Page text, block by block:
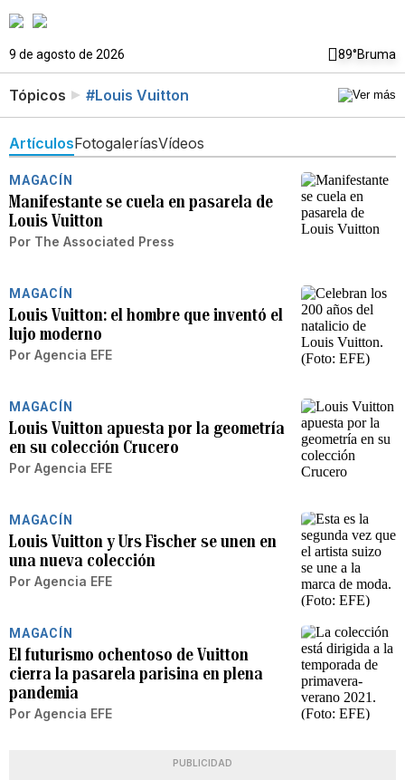
9 de agosto de 2026 89°Bruma
Tópicos #Louis Vuitton
ArtículosFotogaleríasVídeos
MAGACÍN
Manifestante se cuela en pasarela de
Louis Vuitton
Por The Associated Press
MAGACÍN
Louis Vuitton: el hombre que inventó el
lujo moderno
Por Agencia EFE
MAGACÍN
Louis Vuitton apuesta por la geometría
en su colección Crucero
Por Agencia EFE
MAGACÍN
Louis Vuitton y Urs Fischer se unen en
una nueva colección
Por Agencia EFE
MAGACÍN
El futurismo ochentoso de Vuitton
cierra la pasarela parisina en plena
pandemia
Por Agencia EFE
PUBLICIDAD